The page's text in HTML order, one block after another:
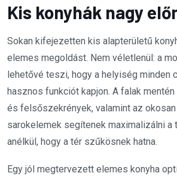
Kis konyhák nagy
Sokan kifejezetten kis alapterületű
elemes megoldást. Nem véletlenül: a
lehetővé teszi, hogy a helyiség minden
hasznos funkciót kapjon. A falak
és felsőszekrények, valamint az
sarokelemek segítenek maximalizálni a
anélkül, hogy a tér szűkösnek hatna.
Egy jól megtervezett elemes konyha